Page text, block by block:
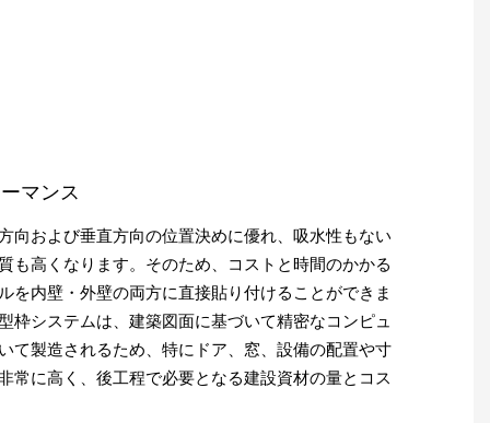
マンス
向および垂直方向の位置決めに優れ、吸水性もない
も高くなります。そのため、コストと時間のかかる
を内壁・外壁の両方に直接貼り付けることができま
枠システムは、建築図面に基づいて精密なコンピュ
て製造されるため、特にドア、窓、設備の配置や寸
常に高く、後工程で必要となる建設資材の量とコス